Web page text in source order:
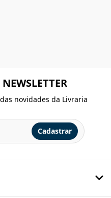
novidades da Livraria
Cadastrar